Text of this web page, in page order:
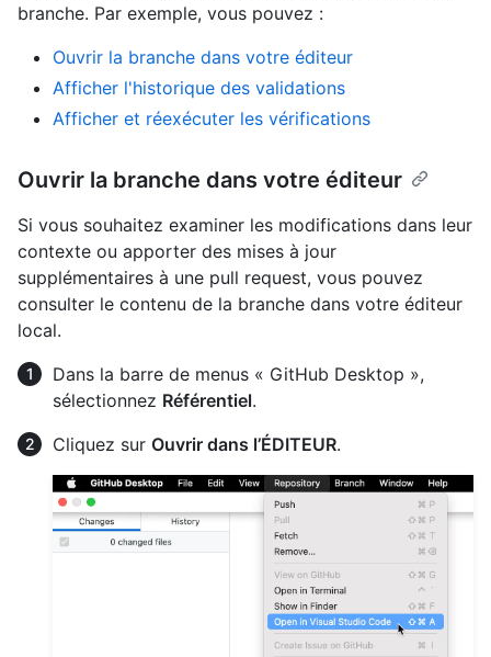
branche. Par exemple, vous pouvez :
Ouvrir la branche dans votre éditeur
Afficher l'historique des validations
Afficher et réexécuter les vérifications
Ouvrir la branche dans votre éditeur
Si vous souhaitez examiner les modifications dans leur
contexte ou apporter des mises à jour
supplémentaires à une pull request, vous pouvez
consulter le contenu de la branche dans votre éditeur
local.
Dans la barre de menus « GitHub Desktop »,
sélectionnez Référentiel.
Cliquez sur Ouvrir dans l’ÉDITEUR.